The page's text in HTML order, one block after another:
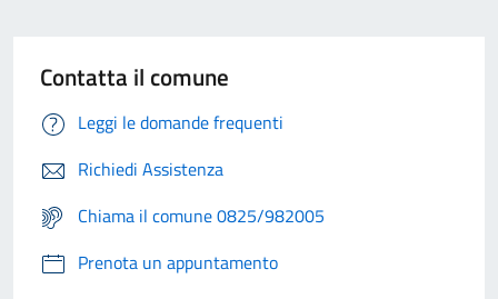
Contatta il comune
Leggi le domande frequenti
Richiedi Assistenza
Chiama il comune 0825/982005
Prenota un appuntamento